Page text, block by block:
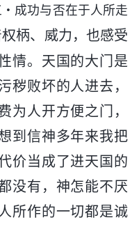
成功与否在于人所走
柄、威力，也感受
情。天国的大门是
秽败坏的人进去，
为人开方便之门，
到信神多年来我把
价当成了进天国的
没有，神怎能不厌
所作的一切都是诚